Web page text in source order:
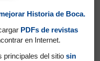
Historia de Boca.
PDFs de revistas
en Internet.
principales del sitio sin